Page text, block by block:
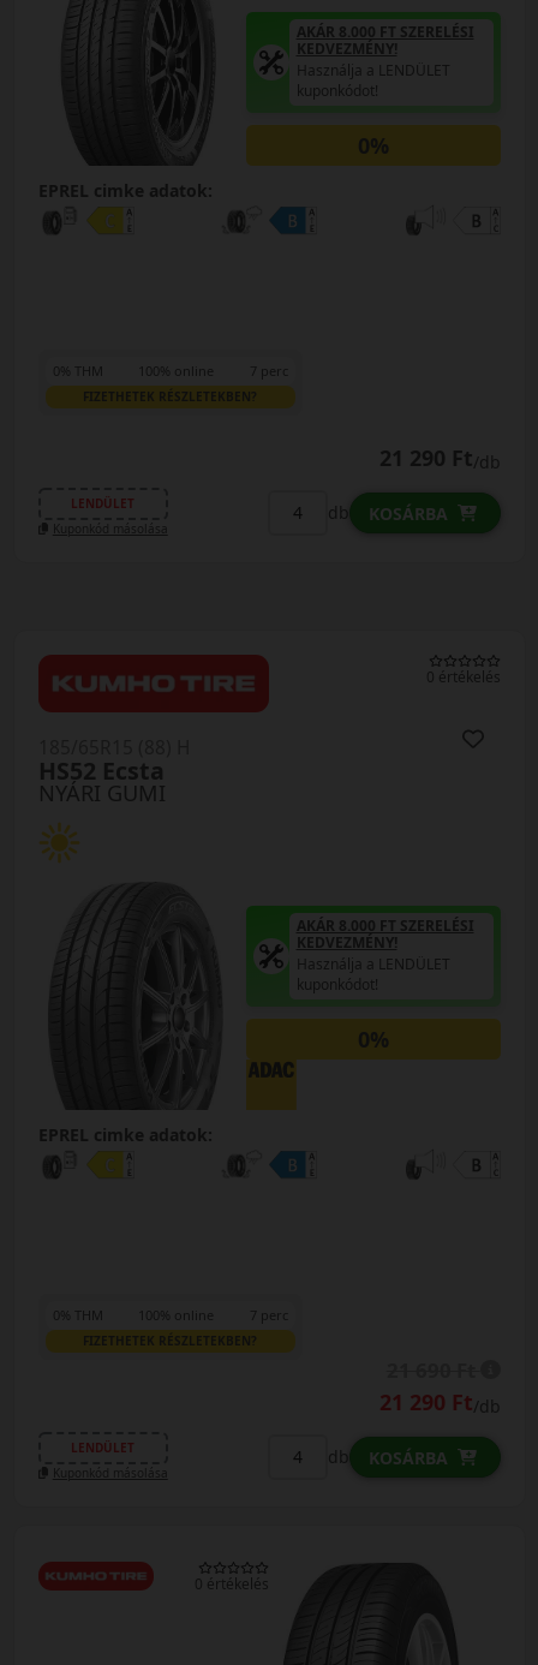
AKÁR 8.000 FT SZERELÉSI
KEDVEZMÉNY!
Használja a LENDÜLET
kuponkódot!
0%
EPREL cimke adatok:
0% THM 100% online 7 perc
FIZETHETEK RÉSZLETEKBEN?
21 290 Ft/db
LENDÜLET
Kuponkód másolása
db KOSÁRBA
0 értékelés
NYÁRI GUMI
HS52 Ecsta
AKÁR 8.000 FT SZERELÉSI
KEDVEZMÉNY!
Használja a LENDÜLET
kuponkódot!
0%
EPREL cimke adatok:
0% THM 100% online 7 perc
FIZETHETEK RÉSZLETEKBEN?
21 290 Ft/db
LENDÜLET
Kuponkód másolása
db KOSÁRBA
0 értékelés